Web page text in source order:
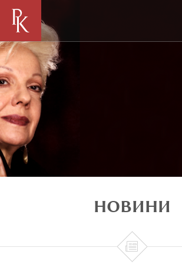
НОВИНИ
